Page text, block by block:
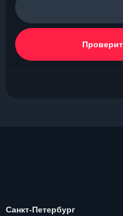
Санкт-Петербург